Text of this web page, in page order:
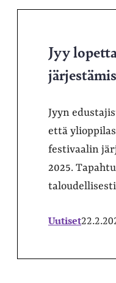
Jyy
Jyyn
että
festivaalin
2025.
Uutiset